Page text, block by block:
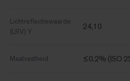
Lichtreflectiewaarde
(LRV) Y
24,10
Maatvastheid ≤0.2% (ISO